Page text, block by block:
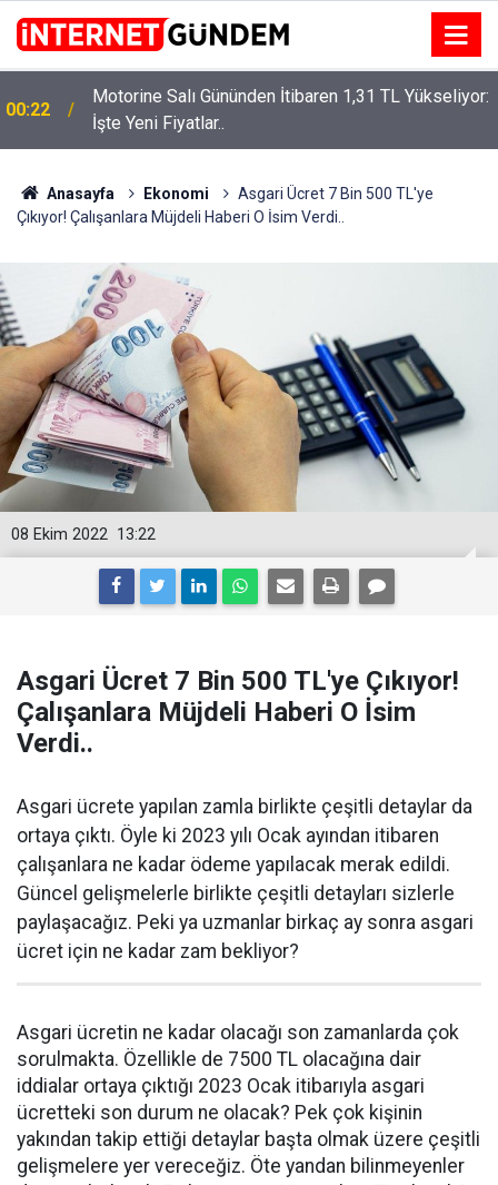
00:22
Motorine Salı Gününden İtibaren 1,31 TL Yükseliyor:
İşte Yeni Fiyatlar..
Anasayfa Ekonomi
Asgari Ücret 7 Bin 500 TL'ye
Çıkıyor! Çalışanlara Müjdeli Haberi O İsim Verdi..
13:22
08 Ekim 2022
Asgari Ücret 7 Bin 500 TL'ye Çıkıyor!
Çalışanlara Müjdeli Haberi O İsim
Verdi..
Asgari ücrete yapılan zamla birlikte çeşitli detaylar da
ortaya çıktı. Öyle ki 2023 yılı Ocak ayından itibaren
çalışanlara ne kadar ödeme yapılacak merak edildi.
Güncel gelişmelerle birlikte çeşitli detayları sizlerle
paylaşacağız. Peki ya uzmanlar birkaç ay sonra asgari
ücret için ne kadar zam bekliyor?
Asgari ücretin ne kadar olacağı son zamanlarda çok
sorulmakta. Özellikle de 7500 TL olacağına dair
iddialar ortaya çıktığı 2023 Ocak itibarıyla asgari
ücretteki son durum ne olacak? Pek çok kişinin
yakından takip ettiği detaylar başta olmak üzere çeşitli
gelişmelere yer vereceğiz. Öte yandan bilinmeyenler